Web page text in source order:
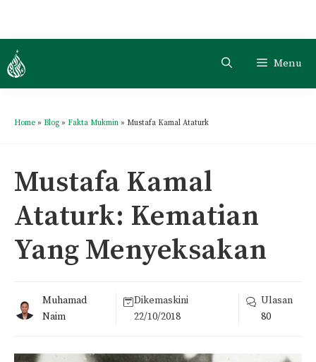
Menu
Home » Blog » Fakta Mukmin » Mustafa Kamal Ataturk
Mustafa Kamal
Ataturk: Kematian
Yang Menyeksakan
Muhamad
Naim
Dikemaskini
22/10/2018
Ulasan
80